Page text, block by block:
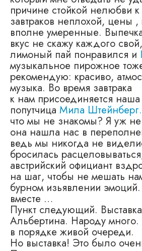
причине стойкой нелюбви
завтраков неплохой, цены ,
вполне умеренные.
вкус не скажу каждого
лимоный пай понравился и
музыкальное пирожное
рекомендую: красиво,
музыка. Во время завтрака
к нам присоединяется наша
попутчица Мила Штейнберг.
что мы не знакомы? Я уж
она нашла нас в
ведь мы никогда не
бросилась
австрийский официант
на шаг, чтобы не мешать
бурном изьявлении
вместе …
Пункт следующий.
Альбертина. Народу много.
в порядке живой очереди.
Но выставка! Это было